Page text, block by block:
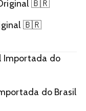
🇧🇷
do Brasil